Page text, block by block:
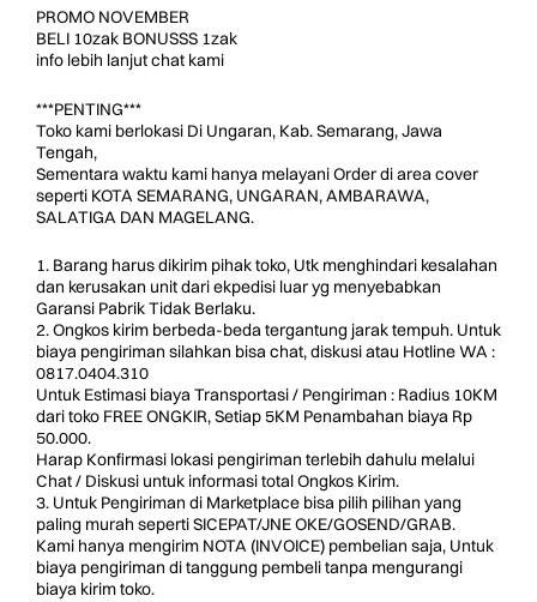
PROMO NOVEMBER
BELI 10zak BONUSSS 1zak
info lebih lanjut chat kami
***PENTING***
Toko kami berlokasi Di Ungaran, Kab. Semarang, Jawa
Tengah,
Sementara waktu kami hanya melayani Order di area cover
seperti KOTA SEMARANG, UNGARAN, AMBARAWA,
SALATIGA DAN MAGELANG.
1. Barang harus dikirim pihak toko, Utk menghindari kesalahan
dan kerusakan unit dari ekpedisi luar yg menyebabkan
Garansi Pabrik Tidak Berlaku.
2. Ongkos kirim berbeda-beda tergantung jarak tempuh. Untuk
biaya pengiriman silahkan bisa chat, diskusi atau Hotline WA :
0817.0404.310
Untuk Estimasi biaya Transportasi / Pengiriman : Radius 10KM
dari toko FREE ONGKIR, Setiap 5KM Penambahan biaya Rp
50.000.
Harap Konfirmasi lokasi pengiriman terlebih dahulu melalui
Chat / Diskusi untuk informasi total Ongkos Kirim.
3. Untuk Pengiriman di Marketplace bisa pilih pilihan yang
paling murah seperti SICEPAT/JNE OKE/GOSEND/GRAB.
Kami hanya mengirim NOTA (INVOICE) pembelian saja, Untuk
biaya pengiriman di tanggung pembeli tanpa mengurangi
biaya kirim toko.